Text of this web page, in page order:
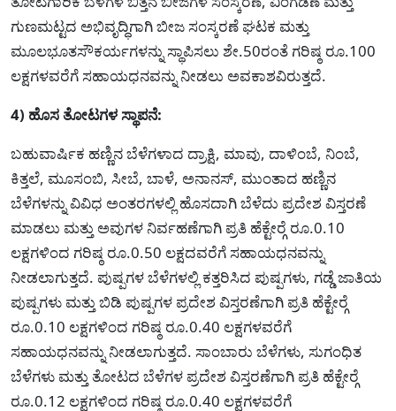
ಗುಣಮಟ್ಟದ ಅಭಿವೃದ್ಧಿಗಾಗಿ ಬೀಜ ಸಂಸ್ಕರಣೆ ಘಟಕ ಮತ್ತು
ಮೂಲಭೂತಸೌಕರ್ಯಗಳನ್ನು ಸ್ಥಾಪಿಸಲು ಶೇ.50ರಂತೆ ಗರಿಷ್ಠ ರೂ.100
ಲಕ್ಷಗಳವರೆಗೆ ಸಹಾಯಧನವನ್ನು ನೀಡಲು ಅವಕಾಶವಿರುತ್ತದೆ.
4) ಹೊಸ ತೋಟಗಳ ಸ್ಥಾಪನೆ:
ಬಹುವಾರ್ಷಿಕ ಹಣ್ಣಿನ ಬೆಳೆಗಳಾದ ದ್ರಾಕ್ಷಿ, ಮಾವು, ದಾಳಿಂಬೆ, ನಿಂಬೆ,
ಕಿತ್ತಲೆ, ಮೂಸಂಬಿ, ಸೀಬೆ, ಬಾಳೆ, ಅನಾನಸ್, ಮುಂತಾದ ಹಣ್ಣಿನ
ಬೆಳೆಗಳನ್ನು ವಿವಿಧ ಅಂತರಗಳಲ್ಲಿ ಹೊಸದಾಗಿ ಬೆಳೆದು ಪ್ರದೇಶ ವಿಸ್ತರಣೆ
ಮಾಡಲು ಮತ್ತು ಅವುಗಳ ನಿರ್ವಹಣೆಗಾಗಿ ಪ್ರತಿ ಹೆಕ್ಟೇರ್‍ಗೆ ರೂ.0.10
ಲಕ್ಷಗಳಿಂದ ಗರಿಷ್ಠ ರೂ.0.50 ಲಕ್ಷದವರೆಗೆ ಸಹಾಯಧನವನ್ನು
ನೀಡಲಾಗುತ್ತದೆ. ಪುಷ್ಪಗಳ ಬೆಳೆಗಳಲ್ಲಿ ಕತ್ತರಿಸಿದ ಪುಷ್ಪಗಳು, ಗಡ್ಡೆ ಜಾತಿಯ
ಪುಷ್ಪಗಳು ಮತ್ತು ಬಿಡಿ ಪುಷ್ಪಗಳ ಪ್ರದೇಶ ವಿಸ್ತರಣೆಗಾಗಿ ಪ್ರತಿ ಹೆಕ್ಟೇರ್‍ಗೆ
ರೂ.0.10 ಲಕ್ಷಗಳಿಂದ ಗರಿಷ್ಠ ರೂ.0.40 ಲಕ್ಷಗಳವರೆಗೆ
ಸಹಾಯಧನವನ್ನು ನೀಡಲಾಗುತ್ತದೆ. ಸಾಂಬಾರು ಬೆಳೆಗಳು, ಸುಗಂಧಿತ
ಬೆಳೆಗಳು ಮತ್ತು ತೋಟದ ಬೆಳೆಗಳ ಪ್ರದೇಶ ವಿಸ್ತರಣೆಗಾಗಿ ಪ್ರತಿ ಹೆಕ್ಟೇರ್‍ಗೆ
ರೂ.0.12 ಲಕ್ಷಗಳಿಂದ ಗರಿಷ್ಠ ರೂ.0.40 ಲಕ್ಷಗಳವರೆಗೆ